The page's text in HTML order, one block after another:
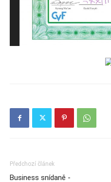
Předchozí článek
Business snídaně -